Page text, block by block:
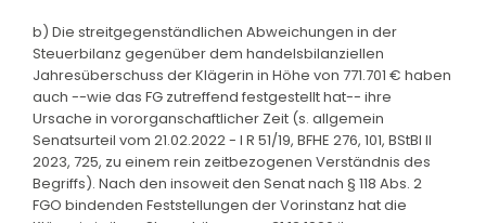
b) Die streitgegenständlichen Abweichungen in der
Steuerbilanz gegenüber dem handelsbilanziellen
Jahresüberschuss der Klägerin in Höhe von 771.701 € haben
auch --wie das FG zutreffend festgestellt hat-- ihre
Ursache in vororganschaftlicher Zeit (s. allgemein
Senatsurteil vom 21.02.2022 - I R 51/19, BFHE 276, 101, BStBl II
2023, 725, zu einem rein zeitbezogenen Verständnis des
Begriffs). Nach den insoweit den Senat nach § 118 Abs. 2
FGO bindenden Feststellungen der Vorinstanz hat die